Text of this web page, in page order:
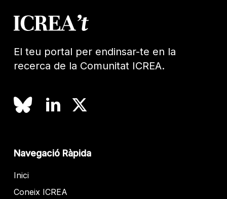
El teu portal per endinsar-te en la
recerca de la Comunitat ICREA.
Navegació Ràpida
Inici
Coneix ICREA